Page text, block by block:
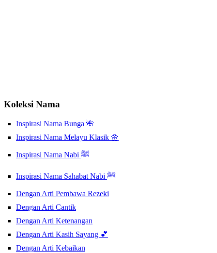
Koleksi Nama
Inspirasi Nama Bunga 🌺
Inspirasi Nama Melayu Klasik 🌼
Inspirasi Nama Nabi ﷺ
Inspirasi Nama Sahabat Nabi ﷺ
Dengan Arti Pembawa Rezeki
Dengan Arti Cantik
Dengan Arti Ketenangan
Dengan Arti Kasih Sayang 💕
Dengan Arti Kebaikan